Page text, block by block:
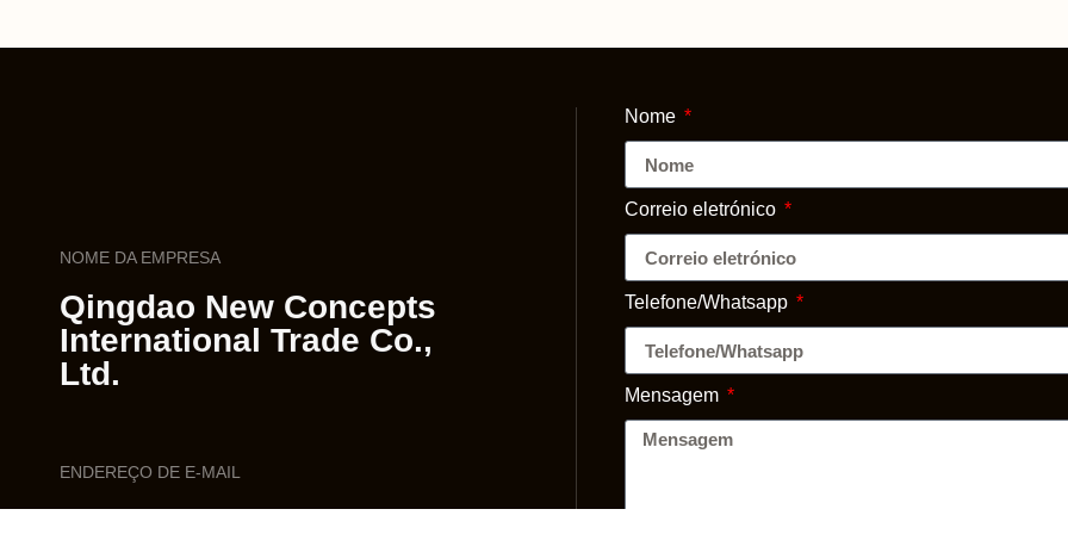
NOME DA EMPRESA
Qingdao New Concepts
International Trade Co.,
Ltd.
ENDEREÇO DE E-MAIL
sales1@qdnewconcepts.com
Nome
Correio eletrónico
Telefone/Whatsapp
Mensagem